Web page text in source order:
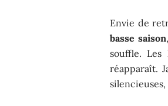
Envie de
basse saison
souffle. Les
réapparaît.